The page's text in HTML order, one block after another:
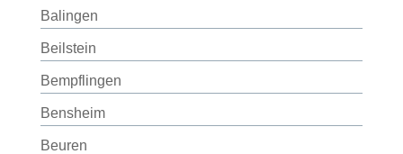
Balingen
Beilstein
Bempflingen
Bensheim
Beuren